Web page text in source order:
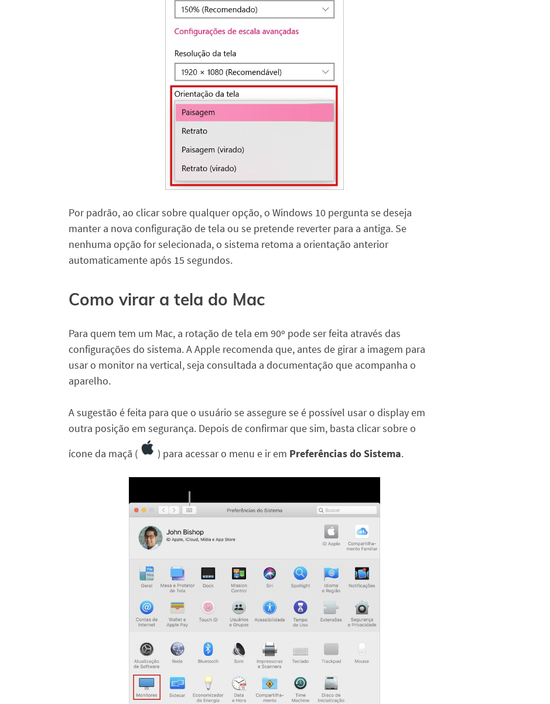
Por padrão, ao clicar sobre qualquer opção, o Windows 10 pergunta se deseja
manter a nova configuração de tela ou se pretende reverter para a antiga. Se
nenhuma opção for selecionada, o sistema retoma a orientação anterior
automaticamente após 15 segundos.
Como virar a tela do Mac
Para quem tem um Mac, a rotação de tela em 90º pode ser feita através das
configurações do sistema. A Apple recomenda que, antes de girar a imagem para
usar o monitor na vertical, seja consultada a documentação que acompanha o
aparelho.
A sugestão é feita para que o usuário se assegure se é possível usar o display em
outra posição em segurança. Depois de confirmar que sim, basta clicar sobre o
ícone da maçã (
) para acessar o menu e ir em Preferências do Sistema.